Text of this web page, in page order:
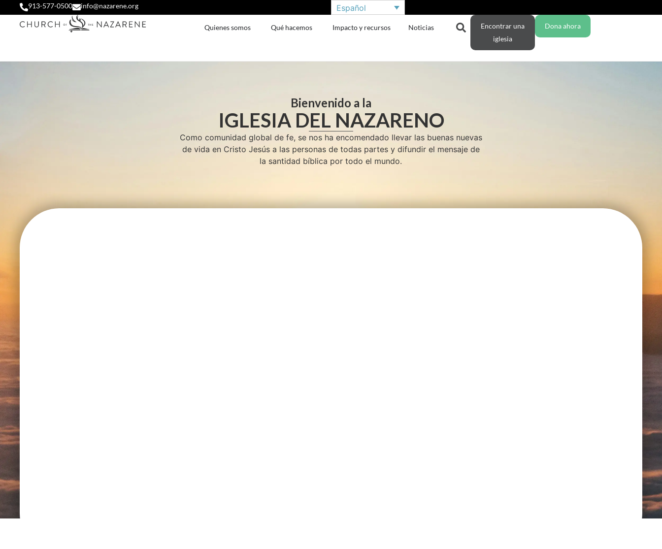
913-577-0500 info@nazarene.org Español
Quienes somos Qué hacemos Impacto y recursos Noticias
Encontrar una
iglesia
Dona ahora
Bienvenido a la
IGLESIA DEL NAZARENO
Como comunidad global de fe, se nos ha encomendado llevar las buenas nuevas
de vida en Cristo Jesús a las personas de todas partes y difundir el mensaje de
la santidad bíblica por todo el mundo.